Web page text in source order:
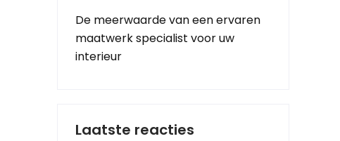
De meerwaarde van een ervaren
maatwerk specialist voor uw
interieur
Laatste reacties